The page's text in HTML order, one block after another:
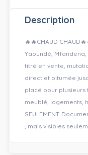
Description
🔥🔥CHAUD
Yaoundé,
titré en vente,
direct et bitumée
placé pour
meublé, logements,
SEULEMENT.
, mais visibles